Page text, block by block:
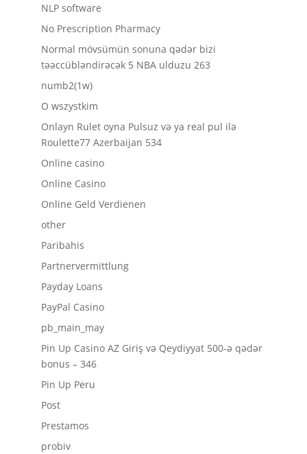
NLP software
No Prescription Pharmacy
Normal mövsümün sonuna qədər bizi
təəccübləndirəcək 5 NBA ulduzu 263
numb2(1w)
O wszystkim
Onlayn Rulet oyna Pulsuz və ya real pul ilə
Roulette77 Azerbaijan 534
Online casino
Online Casino
Online Geld Verdienen
other
Paribahis
Partnervermittlung
Payday Loans
PayPal Casino
pb_main_may
Pin Up Casino AZ Giriş və Qeydiyyat 500-ə qədər
bonus – 346
Pin Up Peru
Post
Prestamos
probiv